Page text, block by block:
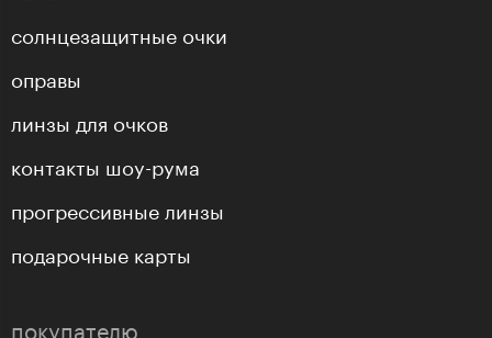
солнцезащитные очки
оправы
линзы для очков
контакты шоу-рума
прогрессивные линзы
подарочные карты
покупателю